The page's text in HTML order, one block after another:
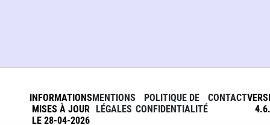
INFORMATIONS
MISES À JOUR
LE 28-04-2026
MENTIONS
LÉGALES
POLITIQUE DE
CONFIDENTIALITÉ
CONTACT